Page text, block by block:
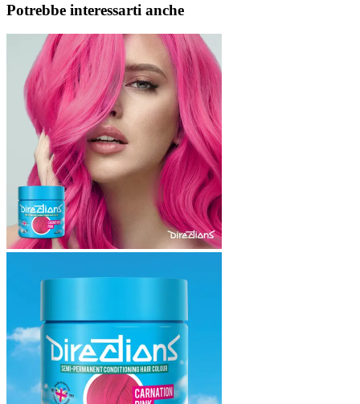
Potrebbe interessarti anche